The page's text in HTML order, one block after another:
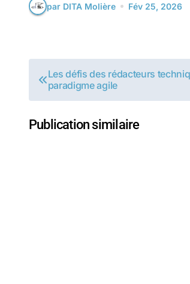
par DITA Molière Fév 25, 2026
Navigation
de
l’article
Les défis des rédacteurs
paradigme agile
Publication similaire